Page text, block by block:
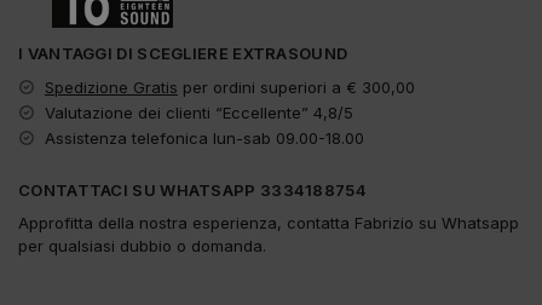
I VANTAGGI DI SCEGLIERE EXTRASOUND
Spedizione Gratis per ordini superiori a € 300,00
Valutazione dei clienti “Eccellente” 4,8/5
Assistenza telefonica lun-sab 09.00-18.00
CONTATTACI SU WHATSAPP 3334188754
Approfitta della nostra esperienza, contatta Fabrizio su Whatsapp
per qualsiasi dubbio o domanda.